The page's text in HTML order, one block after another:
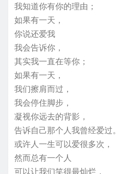
我知道你有你的理由；
如果有一天，
你说还爱我
我会告诉你，
其实我一直在等你；
如果有一天，
我们擦肩而过，
我会停住脚步，
凝视你远去的背影，
告诉自己那个人我曾经爱过。
或许人一生可以爱很多次，
然而总有一个人
可以让我们笑得最灿烂，